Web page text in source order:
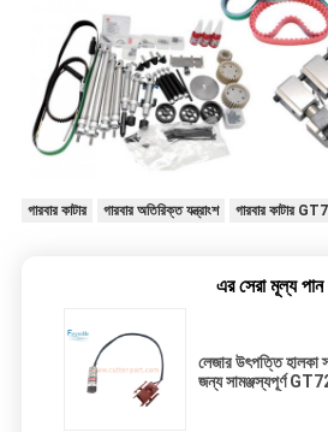
গারবার কাটার গারবার অতিরিক্ত যন্ত্রাংশ গারবার কাটার
এর সেরা মূল্য পান
লেজার উৎপত্তি হালকা
জন্য সামঞ্জস্যপূর্ণ